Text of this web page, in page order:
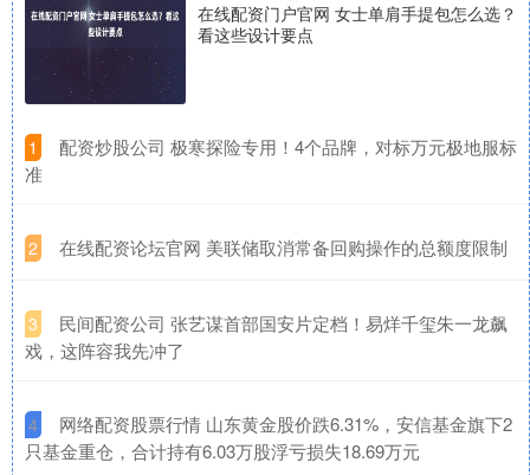
在线配资门户官网 女士单肩手提包怎么选？
看这些设计要点
1
​配资炒股公司 极寒探险专用！4个品牌，对标万元极地服标
准
2 ​在线配资论坛官网 美联储取消常备回购操作的总额度限制
3
​民间配资公司 张艺谋首部国安片定档！易烊千玺朱一龙飙
戏，这阵容我先冲了
4
​网络配资股票行情 山东黄金股价跌6.31%，安信基金旗下2
只基金重仓，合计持有6.03万股浮亏损失18.69万元